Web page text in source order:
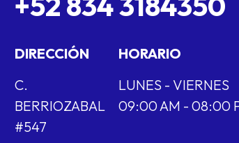
DIRECCIÓN
C.
BERRIOZABAL
#547
HORARIO
LUNES - VIERNES
09:00 AM - 08:00